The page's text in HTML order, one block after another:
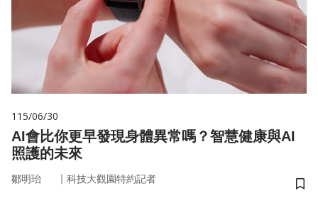
115/06/30
AI會比你更早發現身體異常嗎？智慧健康與AI
照護的未來
鄒明珆 ｜ 科技大觀園特約記者
儲